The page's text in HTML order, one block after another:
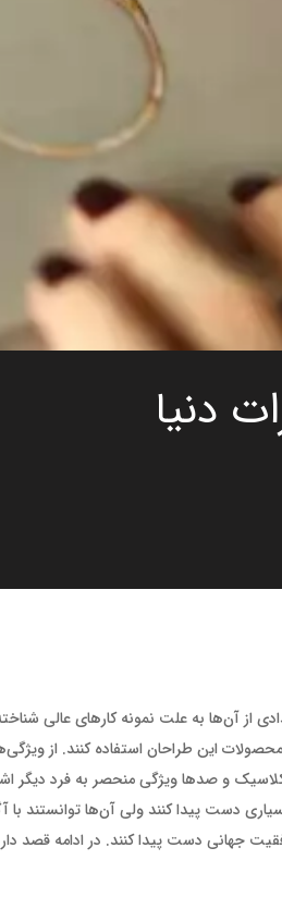
دنیا
از آن‌ها به علت نمونه کارهای عالی
محصولات این طراحان استفاده کنند. از
و صدها ویژگی منحصر به فرد دیگر
دست پیدا کنند ولی آن‌ها توانستند با
جهانی دست پیدا کنند. در ادامه قصد